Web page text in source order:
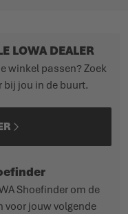
LOWA DEALER
winkel passen? Zoek
bij jou in de buurt.
Shoefinder om de
voor jouw volgende